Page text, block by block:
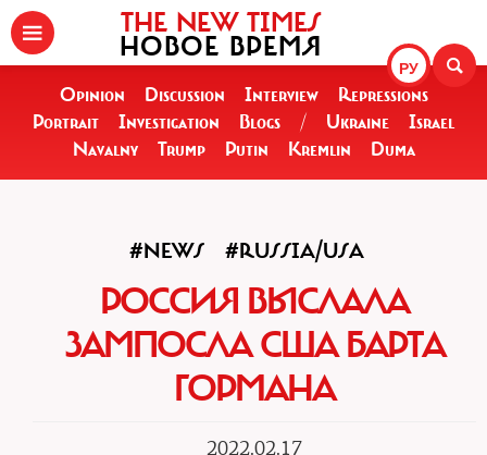
РУ
THE NEW TIMES
НОВОЕ ВРЕМЯ
Opinion Discussion Interview
Repressions
Portrait
Investigation Blogs / Ukraine
Israel
Navalny
Trump Putin Kremlin Duma
#NEWS #RUSSIA/USA
РОССИЯ ВЫСЛАЛА
ЗАМПОСЛА США БАРТА
ГОРМАНА
2022.02.17